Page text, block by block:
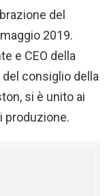
del
2019.
e CEO della
del consiglio della
si è unito ai
produzione.